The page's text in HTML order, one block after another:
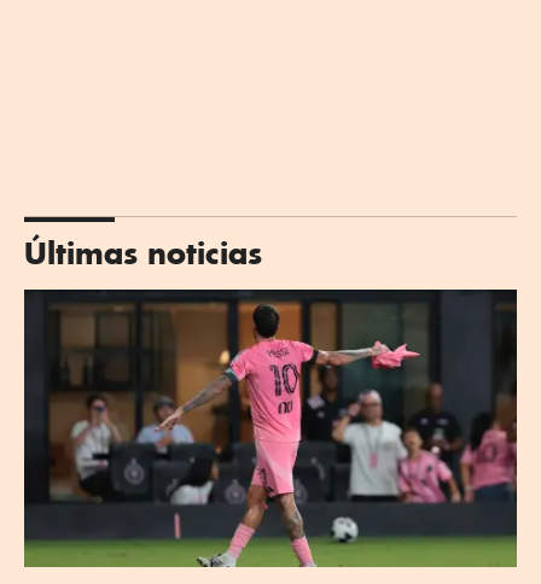
Últimas noticias